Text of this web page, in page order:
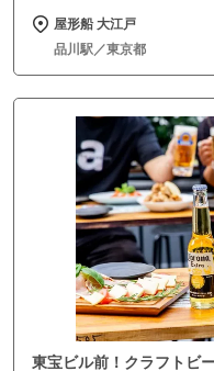
屋形船 大江戸
品川駅／東京都
東宝ビル前！クラフトビ